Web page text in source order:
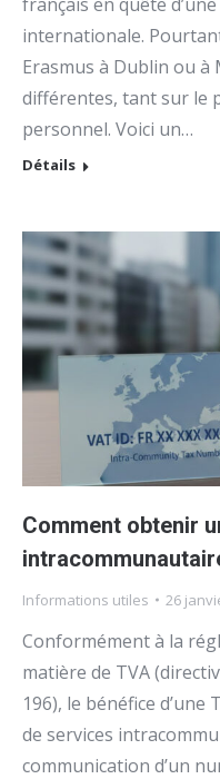
internationale.
Erasmus à Dublin ou
différentes, tant sur le
personnel. Voici un…
Détails
Comment obtenir
Informations utiles 26
Conformément à la
matière de TVA
196), le bénéfice d’une
de services
communication d’un